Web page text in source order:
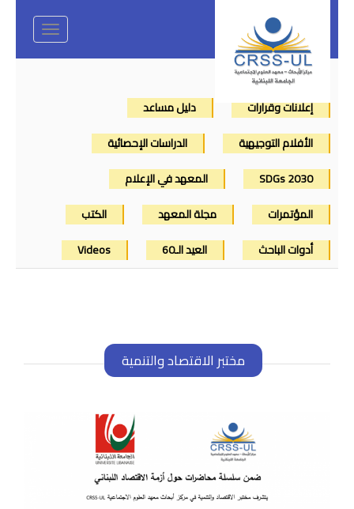
Toggle
navigation
إعلانات وقرارات
دليل مساعد
الأفلام التوجيهية
الدراسات الإحصائية
SDGs 2030
المعهد في الإعلام
المؤتمرات
مجلة المعهد
الكتب
أدوات الباحث
العيد الـ60 Videos
مختبر الاقتصاد والتنمية